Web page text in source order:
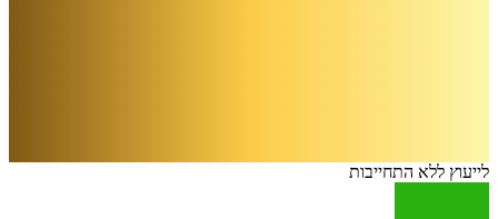
לייעוץ ללא התחייבות